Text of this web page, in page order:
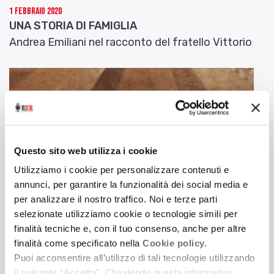
Questo sito web utilizza i cookie
Utilizziamo i cookie per personalizzare contenuti e
annunci, per garantire la funzionalità dei social media e
per analizzare il nostro traffico. Noi e terze parti
selezionate utilizziamo cookie o tecnologie simili per
finalità tecniche e, con il tuo consenso, anche per altre
finalità come specificato nella Cookie policy.
Puoi acconsentire all’utilizzo di tali tecnologie utilizzando
1 Febbraio 2020
UNA STORIA DI FAMIGLIA
Andrea Emiliani nel racconto del fratello Vittorio
25 Gennaio 2020
L'IBC AD ARTE FIERA 2020
Uno stand e un talk per cogliere aspetti del